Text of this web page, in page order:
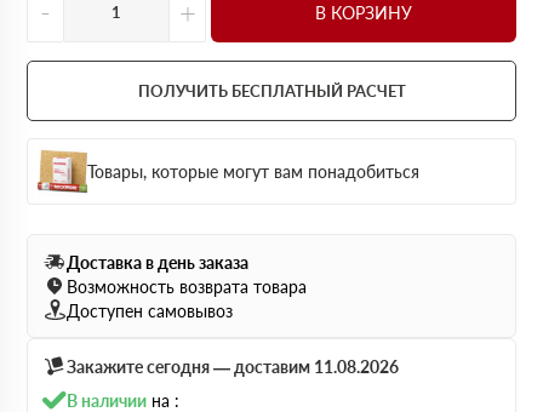
- + В КОРЗИНУ
ПОЛУЧИТЬ БЕСПЛАТНЫЙ РАСЧЕТ
Товары, которые могут вам понадобиться
Доставка в день заказа
Возможность возврата товара
Доступен самовывоз
Закажите сегодня — доставим 11.08.2026
В наличии на :